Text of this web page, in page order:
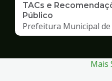
TACs e
Público
Prefeitura Municipal de
Mais